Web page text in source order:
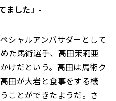
ました」-
シャルアンバサダーとして
た馬術選手、高田茉莉亜
けだという。高田は馬術ク
田が大岩と食事をする機
ことができたようだ。さ